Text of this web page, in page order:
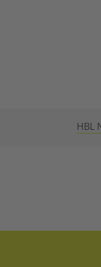
HBL